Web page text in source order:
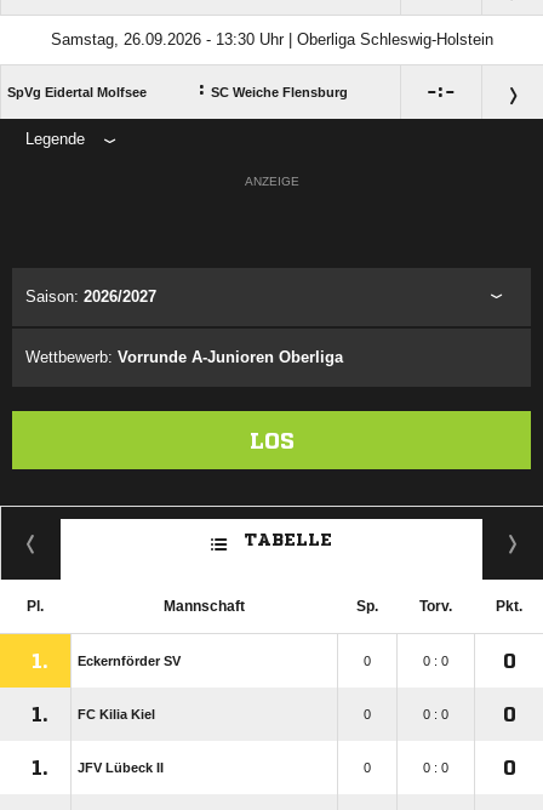
Samstag, 26.09.2026 - 13:30 Uhr | Oberliga Schleswig-Holstein
SpVg Eidertal Molfsee : SC Weiche Flensburg :
Legende
ANZEIGE
Saison: 2026/2027
Wettbewerb: Vorrunde A-Junioren Oberliga
LOS
TABELLE
Pl. Mannschaft Sp. Torv. Pkt.
1. Eckernförder SV 0 0 : 0 0
1. FC Kilia Kiel 0 0 : 0 0
1. JFV Lübeck II 0 0 : 0 0